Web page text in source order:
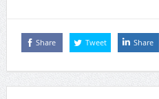
Share Tweet Share